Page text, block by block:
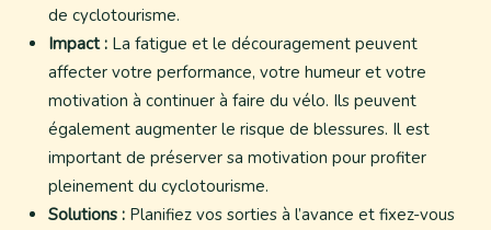
de cyclotourisme.
Impact : La fatigue et le découragement peuvent
affecter votre performance, votre humeur et votre
motivation à continuer à faire du vélo. Ils peuvent
également augmenter le risque de blessures. Il est
important de préserver sa motivation pour profiter
pleinement du cyclotourisme.
Solutions : Planifiez vos sorties à l’avance et fixez-vous